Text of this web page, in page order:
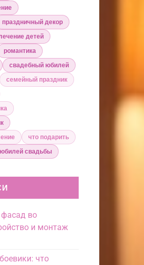
праздничный декор
детей
романтика
свадебный юбилей
семейный праздник
что подарить
юбилей свадьбы
во
и монтаж
что